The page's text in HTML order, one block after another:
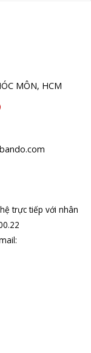
MÔN, HCM
trực tiếp với nhân